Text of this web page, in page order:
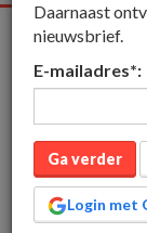
Alle media
over
Daarnaast
nieuwsbrief.
E-mailadres*:
Ga verder
Login met